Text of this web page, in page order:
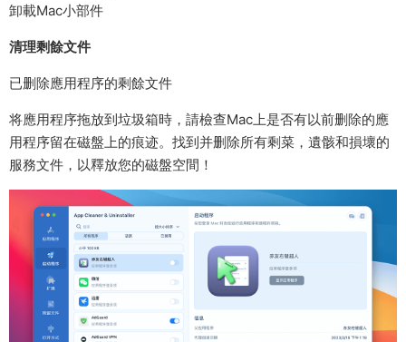
卸載Mac小部件
清理剩餘文件
已删除應用程序的剩餘文件
将應用程序拖放到垃圾箱時，請檢查Mac上是否有以前删除的應
用程序留在磁盤上的痕迹。找到并删除所有剩菜，遺骸和損壞的
服務文件，以釋放您的磁盤空間！